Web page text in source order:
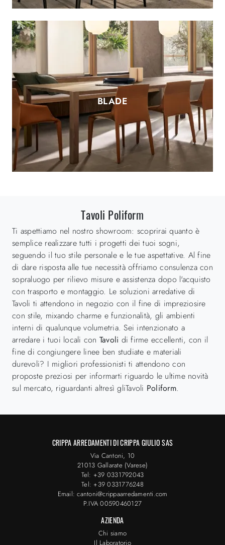
BLADE
Tavoli Poliform
Ti aspettiamo nel nostro showroom: scoprirai quanto è
semplice realizzare tutti i progetti dei tuoi sogni,
seguendo il tuo stile personale e le tue aspettative. Al fine
di dare risposta alle tue necessità offriamo consulenza con
sopraluogo per rilievo misure e assistenza dopo l'acquisto
con trasporto e montaggio. Le soluzioni arredative di
Tavoli ti attendono in negozio con il fine di impreziosire
con stile, mixando charme e funzionalità, gli ambienti
interni di qualunque volumetria. Sei intenzionato a
arredare i tuoi locali con Tavoli di firme eccellenti, con il
fine di congiungere linee ben studiate e materiali
durevoli? I migliori professionisti ti attendono con
proposte preziosi per informarti riguardo le ultime novità
sul mercato, riguardanti altresì gliTavoli Poliform.
CRIPPA ARREDAMENTI DI CRIPPA GIULIO SAS
Via Cantoni, 10
21013 Gallarate (Varese)
Tel: +39 0331792043
Tel: +39 0331776248
Email: cantoni@crippaarredamenti.com
P.IVA 00590460127
AZIENDA
Chi siamo
Il Laboratorio